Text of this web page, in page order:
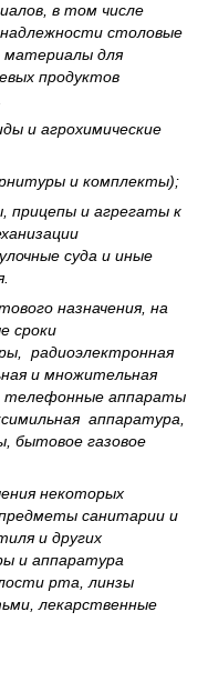
в том числе
столовые
материалы для
продуктов
и агрохи­мические
и комплекты);
прицепы и агрегаты к
суда и иные
назна­чения, на
сроки
радиоэлектронная
и множительная
телефонные аппараты
аппаратура,
бытовое газовое
некоторых
санитарии и
и других
и аппаратура
рта, линзы
лекарственные